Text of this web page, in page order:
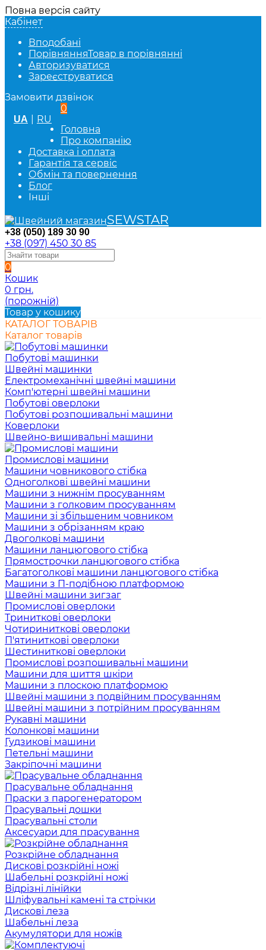
Повна версія сайту
Кабінет
Вподобані
ПорівнянняТовар в порівнянні
Авторизуватися
Зареєструватися
Замовити дзвінок
UA RU
0
Головна
Про компанію
Доставка і оплата
Гарантія та сервіс
Обмін та повернення
Блог
Інші
SEWSTAR
+38 (050) 189 30 90
+38 (097) 450 30 85
0
Кошик
0 грн.
(порожній)
Товар у кошику
КАТАЛОГ ТОВАРІВ
Каталог товарів
Побутові машинки
Швейні машинки
Електромеханічні швейні машини
Комп'ютерні швейні машини
Побутові оверлоки
Побутові розпошивальні машини
Коверлоки
Швейно-вишивальні машини
Промислові машини
Машини човникового стібка
Одноголкові швейні машини
Машини з нижнім просуванням
Машини з голковим просуванням
Машини зі збільшеним човником
Машини з обрізанням краю
Двоголкові машини
Машини ланцюгового стібка
Прямострочки ланцюгового стібка
Багатоголкові машини ланцюгового стібка
Машини з П-подібною платформою
Швейні машини зигзаг
Промислові оверлоки
Триниткові оверлоки
Чотириниткові оверлоки
П'ятиниткові оверлоки
Шестиниткові оверлоки
Промислові розпошивальні машини
Машини для шиття шкіри
Машини з плоскою платформою
Швейні машини з подвійним просуванням
Швейні машини з потрійним просуванням
Рукавні машини
Колонкові машини
Гудзикові машини
Петельні машини
Закріпочні машини
Прасувальне обладнання
Праски з парогенератором
Прасувальні дошки
Прасувальні столи
Аксесуари для прасування
Розкрійне обладнання
Дискові розкрійні ножі
Шабельні розкрійні ножі
Відрізні лінійки
Шліфувальні камені та стрічки
Дискові леза
Шабельні леза
Акумулятори для ножів